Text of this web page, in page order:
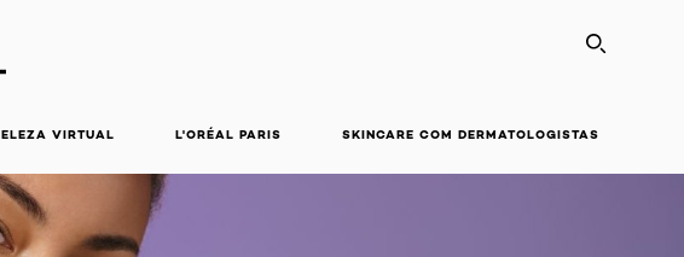
VIRTUAL L'ORÉAL PARIS SKINCARE COM DERMATOLOGISTAS